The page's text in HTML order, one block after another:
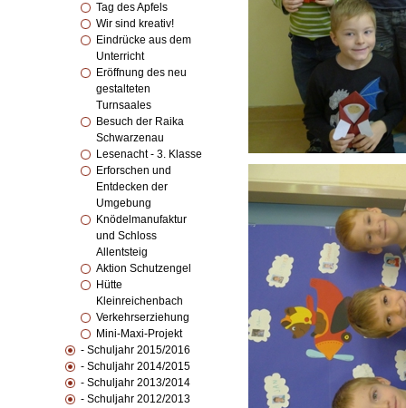
Tag des Apfels
Wir sind kreativ!
Eindrücke aus dem
Unterricht
Eröffnung des neu
gestalteten
Turnsaales
Besuch der Raika
Schwarzenau
Lesenacht - 3. Klasse
Erforschen und
Entdecken der
Umgebung
Knödelmanufaktur
und Schloss
Allentsteig
Aktion Schutzengel
Hütte
Kleinreichenbach
Verkehrserziehung
Mini-Maxi-Projekt
- Schuljahr 2015/2016
- Schuljahr 2014/2015
- Schuljahr 2013/2014
- Schuljahr 2012/2013